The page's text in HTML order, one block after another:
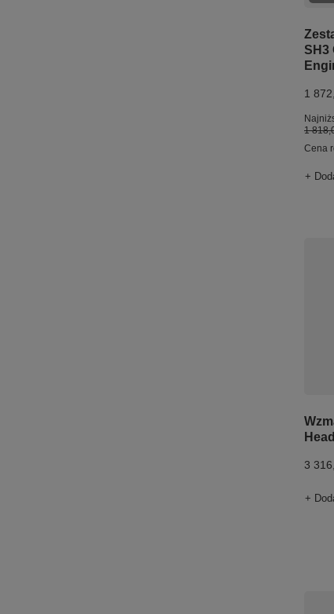
SH3
1
1
Cena
+
3
+